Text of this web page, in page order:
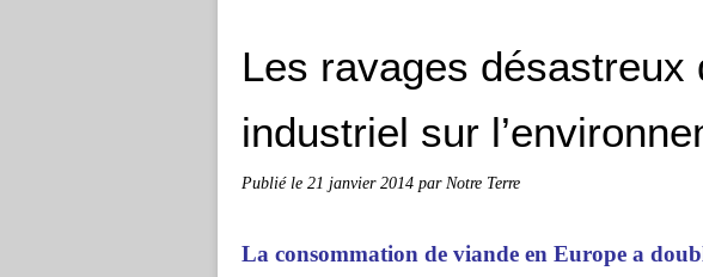
Les ravages désastreux
industriel sur
Publié le 21 janvier 2014 par Notre Terre
La consommation de viande en Europe a